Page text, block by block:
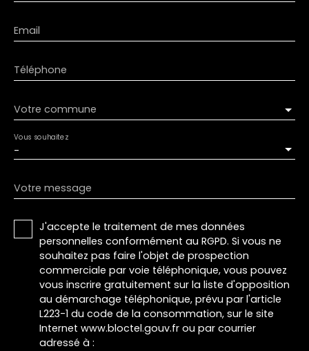
Email
Téléphone
Votre commune
-
Vous souhaitez
Votre message
J'accepte le traitement de mes données
personnelles conformément au RGPD. Si vous ne
souhaitez pas faire l'objet de prospection
commerciale par voie téléphonique, vous pouvez
vous inscrire gratuitement sur la liste d'opposition
au démarchage téléphonique, prévu par l'article
L223-1 du code de la consommation, sur le site
Internet www.bloctel.gouv.fr ou par courrier
adressé à :